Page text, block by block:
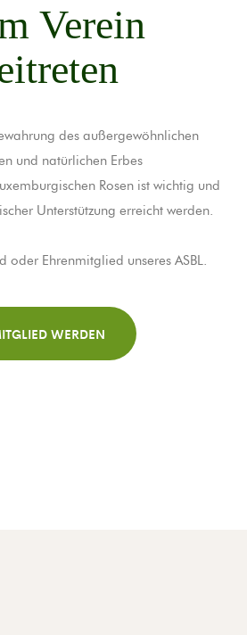
Verein
des außergewöhnlichen
und natürlichen Erbes
Rosen ist wichtig und
Unterstützung erreicht werden.
oder Ehrenmitglied unseres ASBL.
WERDEN